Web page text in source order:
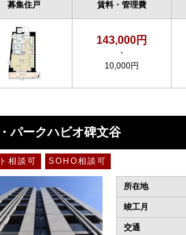
募集住戸 賃料・管理費
143,000円
・
10,000円
パークハビオ碑文谷
相談可 SOHO相談可
所在地
竣工月
交通